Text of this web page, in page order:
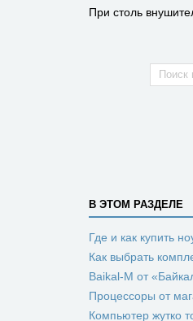
При столь
В ЭТОМ РАЗДЕЛЕ
Где и как купить
Как выбрать
Baikal-M от
Процессоры от
Компьютер жутко